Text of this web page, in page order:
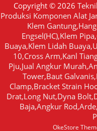
Copyright © 2026
Produksi Komponen Alat
Klem
Engsel(HC),Klem
Buaya,Klem Lidah
10,Cross Arm,Kanl
Pju,Jual Angkur
Tower,Baut
Clamp,Bracket Strain
Drat,Long Nut,Dyna
Baja,Angkur
OkeStore